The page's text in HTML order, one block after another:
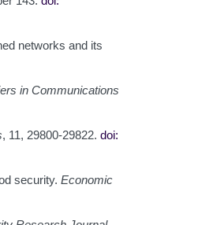
networks and its
in Communications
, 11, 29800-29822. doi:
security. Economic